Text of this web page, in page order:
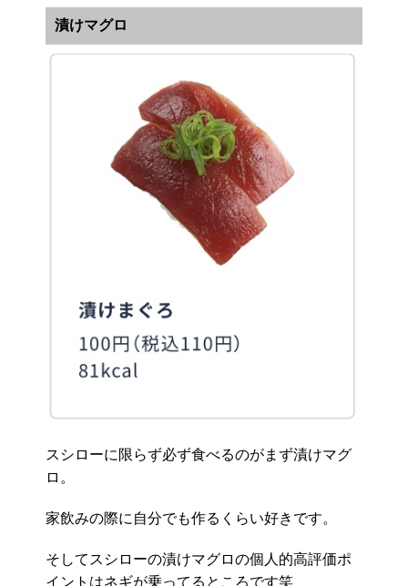
漬けマグロ
スシローに限らず必ず食べるのがまず漬けマグ
ロ。
家飲みの際に自分でも作るくらい好きです。
そしてスシローの漬けマグロの個人的高評価ポ
イントはネギが乗ってるところです笑